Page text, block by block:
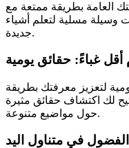
العامة بطريقة ممتعة مع
وسيلة مسلية لتعلم أشياء
جديدة.
أقل غباءً: حقائق يومية
لتعزيز معرفتك بطريقة
لك اكتشاف حقائق مثيرة
حول مواضيع متنوعة.
في متناول اليد